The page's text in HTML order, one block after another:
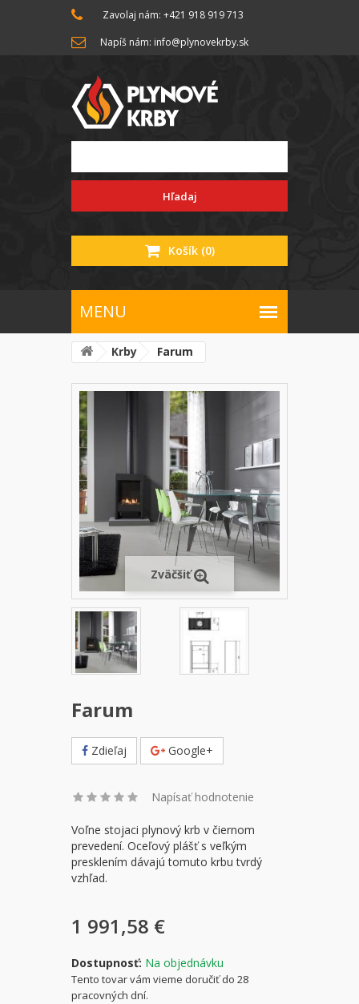
Zavolaj nám: +421 918 919 713
Napíš nám: info@plynovekrby.sk
Hľadaj
Košík (0)
Krby Farum
Zväčšiť
Farum
Zdieľaj Google+
Napísať hodnotenie
Voľne stojaci plynový krb v čiernom
prevedení. Oceľový plášť s veľkým
presklením dávajú tomuto krbu tvrdý
vzhľad.
1 991,58 €
Dostupnosť: Na objednávku
Tento tovar vám vieme doručiť do 28
pracovných dní.